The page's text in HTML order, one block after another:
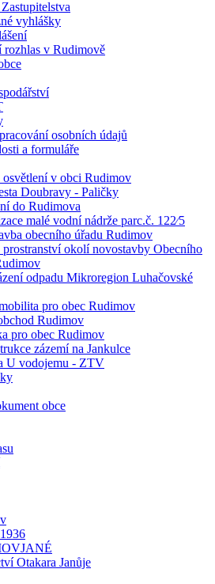
vyhlášky
v Rudimově
osobních údajů
a formuláře
osvětlení v obci Rudimov
Doubravy - Paličky
do Rudimova
malé vodní nádrže parc.č. 122⁄5
obecního úřadu Rudimov
prostranství okolí novostavby Obecního
odpadu Mikroregion Luhačovské
pro obec Rudimov
Rudimov
pro obec Rudimov
zázemí na Jankulce
U vodojemu - ZTV
obce
Otakara Janůje